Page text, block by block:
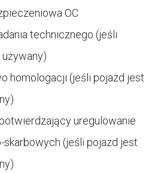
OC
technicznego (jeśli
homologacji (jeśli pojazd jest
uregulowanie
skarbowych (jeśli pojazd jest